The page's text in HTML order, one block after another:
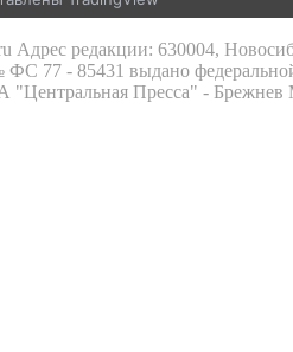
редакции: 630004,
77 - 85431 выдано
Пресса" -